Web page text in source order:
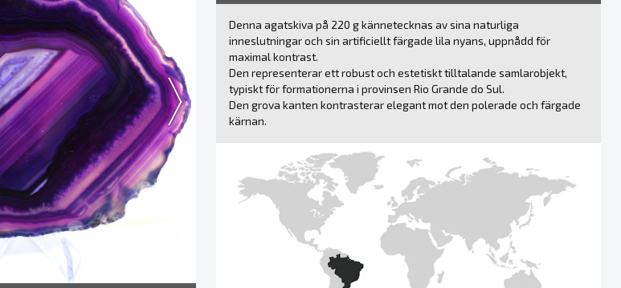
Denna agatskiva på 220 g kännetecknas av sina naturliga
inneslutningar och sin artificiellt färgade lila nyans, uppnådd för
maximal kontrast.
Den representerar ett robust och estetiskt tilltalande samlarobjekt,
typiskt för formationerna i provinsen Rio Grande do Sul.
Den grova kanten kontrasterar elegant mot den polerade och färgade
kärnan.